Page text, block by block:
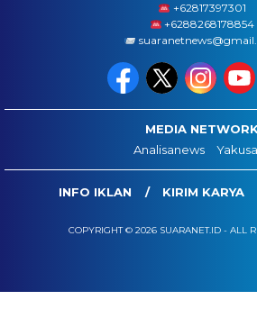
‪+62817397301
+6288268178854
MEDIA
Analisanews
INFO IKLAN KIRIM KARYA
COPYRIGHT © 2026 SUARANET.ID - ALL